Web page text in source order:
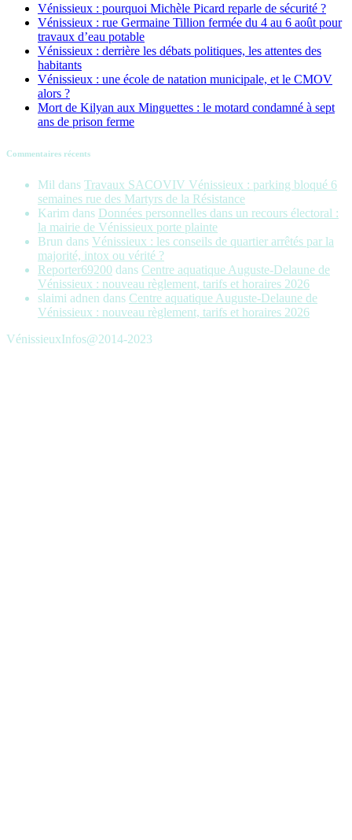
Vénissieux : pourquoi Michèle Picard reparle de sécurité ?
Vénissieux : rue Germaine Tillion fermée du 4 au 6 août pour
travaux d’eau potable
Vénissieux : derrière les débats politiques, les attentes des
habitants
Vénissieux : une école de natation municipale, et le CMOV
alors ?
Mort de Kilyan aux Minguettes : le motard condamné à sept
ans de prison ferme
Commentaires récents
Mil dans Travaux SACOVIV Vénissieux : parking bloqué 6
semaines rue des Martyrs de la Résistance
Karim dans Données personnelles dans un recours électoral :
la mairie de Vénissieux porte plainte
Brun dans Vénissieux : les conseils de quartier arrêtés par la
majorité, intox ou vérité ?
Reporter69200 dans Centre aquatique Auguste-Delaune de
Vénissieux : nouveau règlement, tarifs et horaires 2026
slaimi adnen dans Centre aquatique Auguste-Delaune de
Vénissieux : nouveau règlement, tarifs et horaires 2026
VénissieuxInfos@2014-2023